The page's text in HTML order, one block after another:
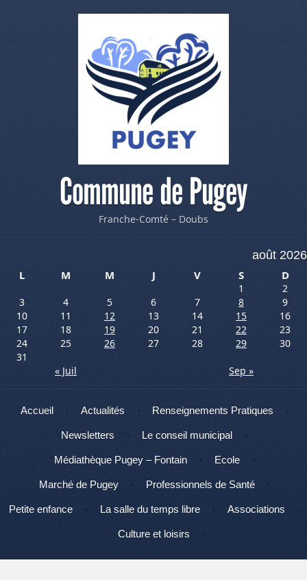
Commune de Pugey
Franche-Comté – Doubs
août 2026
L
M M J V S D
1
2
3
4 5 6 7 8
9
10
11 12 13 14 15
16
17
18 19 20 21 22
23
24
25 26 27 28 29
30
31
« Juil
Sep »
Menu
Aller au contenu
Accueil Actualités Renseignements Pratiques
Newsletters Le conseil municipal
Médiathèque Pugey – Fontain Ecole
Marché de Pugey Professionnels de Santé
Petite enfance La salle du temps libre Associations
Culture et loisirs